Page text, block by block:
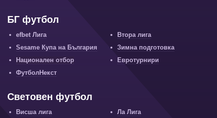
БГ футбол
efbet Лига
Втора лига
Sesame Купа на България
Зимна подготовка
Национален отбор
Евротурнири
ФутболНекст
Световен футбол
Висша лига
Ла Лига